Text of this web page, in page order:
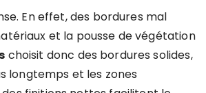
En effet, des bordures mal
et la pousse de végétation
choisit donc des bordures solides,
longtemps et les zones